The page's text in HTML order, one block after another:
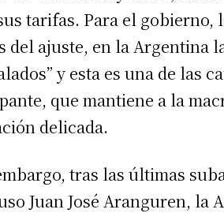
tarifas. Para el gobierno,
del ajuste, en la Argentina
y esta es una de las
que mantiene a la
delicada.
tras las últimas
Juan José Aranguren, la